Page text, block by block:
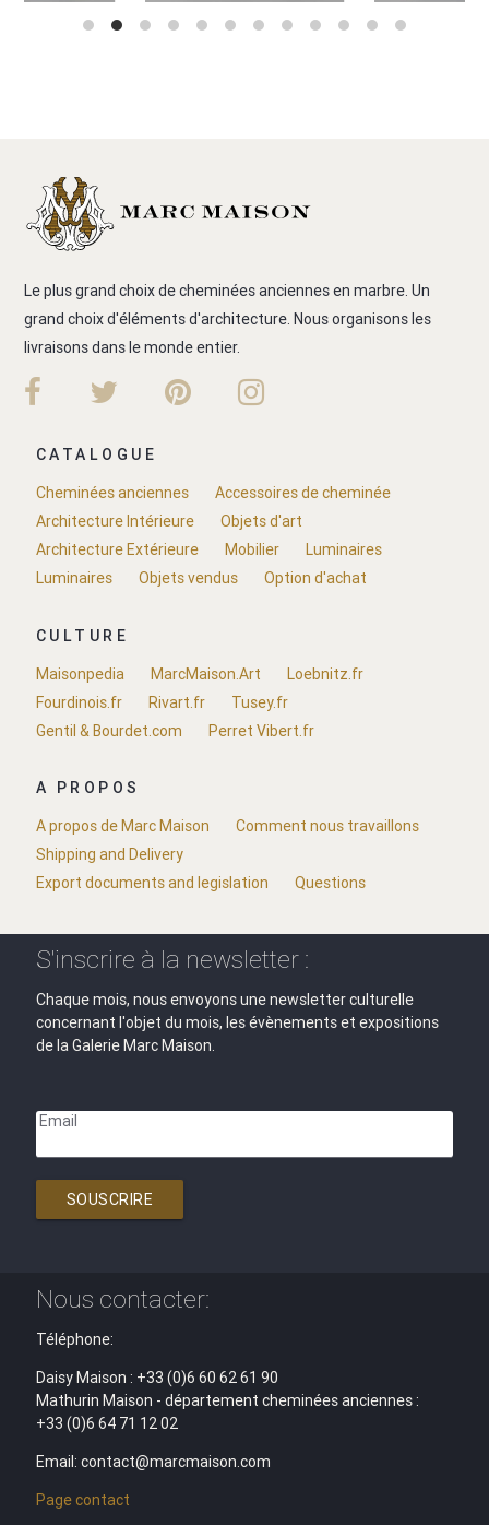
Le plus grand choix de cheminées anciennes en marbre. Un
grand choix d'éléments d'architecture. Nous organisons les
livraisons dans le monde entier.
CATALOGUE
Cheminées anciennes
Accessoires de cheminée
Architecture Intérieure
Objets d'art
Architecture Extérieure
Mobilier
Luminaires
Luminaires
Objets vendus Option d'achat
CULTURE
Maisonpedia
MarcMaison.Art
Loebnitz.fr
Fourdinois.fr
Rivart.fr
Tusey.fr
Gentil & Bourdet.com
Perret Vibert.fr
A PROPOS
A propos de Marc Maison
Comment nous travaillons
Shipping and Delivery
Export documents and legislation
Questions
S'inscrire à la newsletter :
Chaque mois, nous envoyons une newsletter culturelle
concernant l'objet du mois, les évènements et expositions
de la Galerie Marc Maison.
Email
SOUSCRIRE
Nous contacter:
Téléphone:
Daisy Maison : +33 (0)6 60 62 61 90
Mathurin Maison - département cheminées anciennes :
+33 (0)6 64 71 12 02
Email: contact@marcmaison.com
Page contact